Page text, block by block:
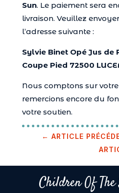
Sun. Le paiement sera
livraison. Veuillez
l’adresse suivante :
Sylvie Binet Opé Jus de
Coupe Pied 72500
Nous comptons sur
remercions encore du
votre soutien.
← ARTICLE
Children Of The